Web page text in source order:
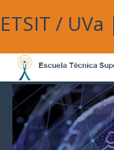
ETSIT / UVa